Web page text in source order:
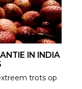
IN INDIA
trots op